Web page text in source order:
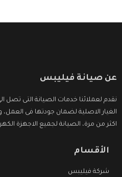
عن صيانة فيليبس
نقدم لعملائنا خدمات الصيانة التى
الغيار الاصلية لضمان جودتها فى
اكثر من مرة، الصيانة لجميع الاجهزة
الأقسام
شركة فيليبس